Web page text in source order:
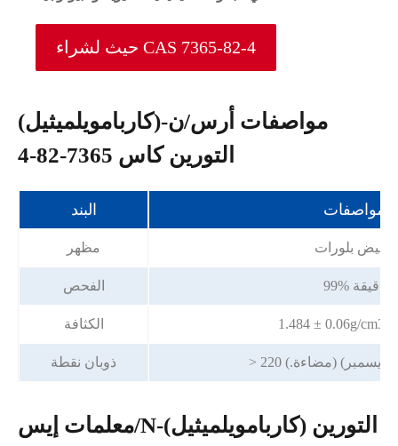
حيث لشراء CAS 7365-82-4
مواصفات أرس/ن-(كاربامويلميثيل)
التورين كاس 7365-82-4
البند مواصفات
مظهر الأبيض بلورات
الفحص 99% دقيقة
الكثافة
ذوبان نقطة (ديسمبر) (مضاءة.)
معلمات إيس/N-(كاربامويلميثيل) التورين